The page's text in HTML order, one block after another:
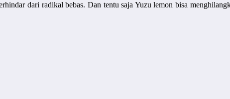
dari radikal bebas. Dan tentu saja Yuzu lemon bisa